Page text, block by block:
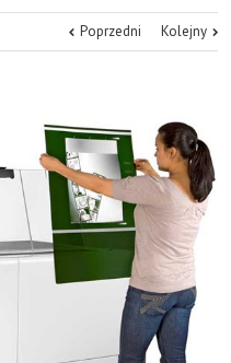
Poprzedni Kolejny